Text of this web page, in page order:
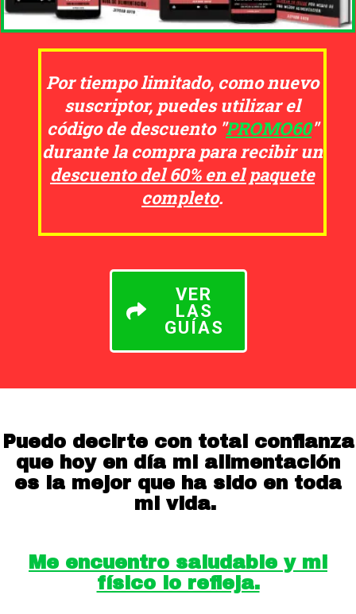
Por tiempo limitado, como nuevo
suscriptor, puedes utilizar el
código de descuento "PROMO60"
durante la compra para recibir un
descuento del 60% en el paquete
completo.
VER
LAS
GUÍAS
Puedo decirte con total confianza
que hoy en día mi alimentación
es la mejor que ha sido en toda
mi vida.
Me encuentro saludable y mi
físico lo refleja.